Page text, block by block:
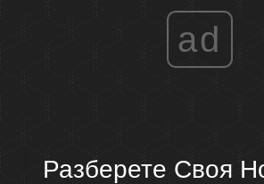
ad
Разберете Своя